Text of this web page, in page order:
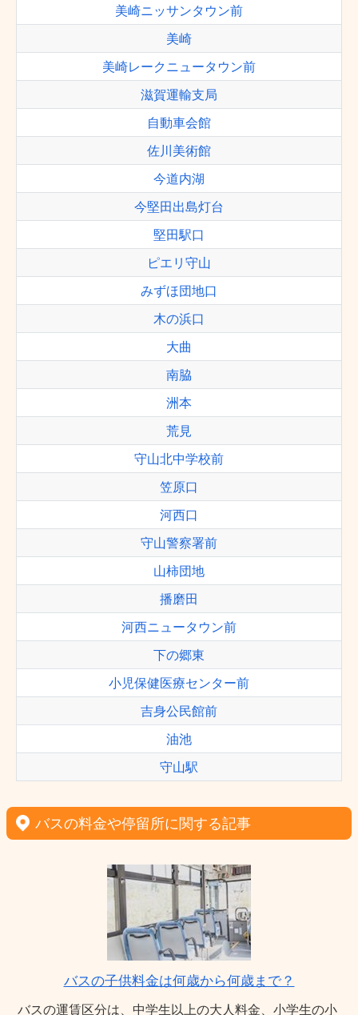
美崎ニッサンタウン前
美崎
美崎レークニュータウン前
滋賀運輸支局
自動車会館
佐川美術館
今道内湖
今堅田出島灯台
堅田駅口
ピエリ守山
みずほ団地口
木の浜口
大曲
南脇
洲本
荒見
守山北中学校前
笠原口
河西口
守山警察署前
山柿団地
播磨田
河西ニュータウン前
下の郷東
小児保健医療センター前
吉身公民館前
油池
守山駅
バスの料金や停留所に関する記事
バスの子供料金は何歳から何歳まで？
バスの運賃区分は、中学生以上の大人料金、小学生の小